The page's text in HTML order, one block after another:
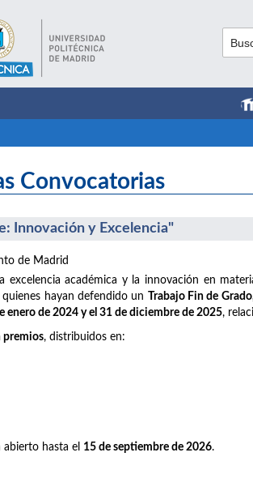
Convocatorias
Innovación y Excelencia"
de Madrid
académica y la innovación en
hayan defendido un Trabajo Fin de
enero de 2024 y el 31 de diciembre de 2025,
premios, distribuidos en:
hasta el 15 de septiembre de 2026.